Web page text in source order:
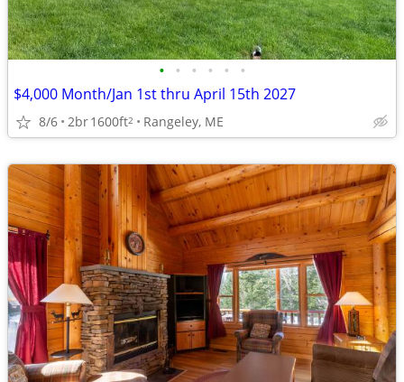
• • • • • •
$4,000 Month/Jan 1st thru April 15th 2027
8/6 2br1600ft2 Rangeley, ME